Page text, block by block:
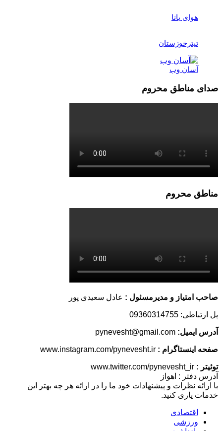
هوای بانا
تیترخوزستان
آسان وب
صدای مناطق محروم
مناطق محروم
صاحب امتیاز و مدیرمسئول : عادل سعیدی پور
پل ارتباطی: 09360314755
آدرس ایمیل:
صفحه اینستاگرام :
توئیتر :
آدرس دفتر : اهواز
با ارائه نظرات و پیشنهادات خود ما را در ارائه هر چه بهتر این
خدمات یاری کنید.
اقتصادی
ورزشی